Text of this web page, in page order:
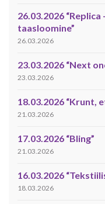
26.03.2026
taasloomine”
26.03.2026
23.03.2026 “Next
23.03.2026
18.03.2026 “Krunt,
21.03.2026
17.03.2026 “Bling”
21.03.2026
16.03.2026
18.03.2026